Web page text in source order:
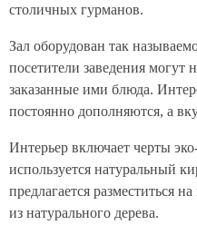
столичных гурманов.
Зал оборудован так
посетители заведения могут
заказанные ими блюда.
постоянно дополняются, а
Интерьер включает черты
используется натуральный
предлагается разместиться
из натурального дерева.